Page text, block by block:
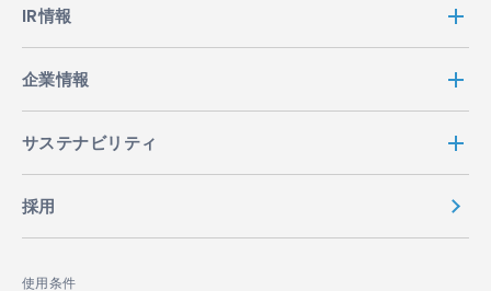
IR情報
企業情報
サステナビリティ
採用
使用条件